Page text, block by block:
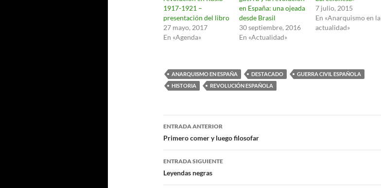
1917-1921 –
presentación del libro
27 mayo, 2017
En «Agenda»
en España: una ojeada
desde Brasil
30 septiembre, 2016
En «Actualidad»
7 julio, 2015
En «Anarquismo en la
actualidad»
ANARQUISMO EN ESPAÑA DESTACADO
GUERRA CIVIL ESPAÑOLA
HISTORIA
REVOLUCIÓN ESPAÑOLA
Navegación
de
entradas
ENTRADA ANTERIOR
Primero comer y luego filosofar
ENTRADA SIGUIENTE
Leyendas negras